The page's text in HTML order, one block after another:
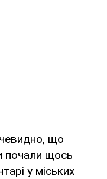
що
почали щось
у міських